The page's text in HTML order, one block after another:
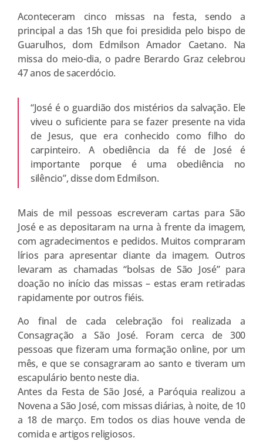
Aconteceram cinco missas na festa, sendo a
principal a das 15h que foi presidida pelo bispo de
Guarulhos, dom Edmilson Amador Caetano. Na
missa do meio-dia, o padre Berardo Graz celebrou
47 anos de sacerdócio.
“José é o guardião dos mistérios da salvação. Ele
viveu o suficiente para se fazer presente na vida
de Jesus, que era conhecido como filho do
carpinteiro. A obediência da fé de José é
importante porque é uma obediência no
silêncio”, disse dom Edmilson.
Mais de mil pessoas escreveram cartas para São
José e as depositaram na urna à frente da imagem,
com agradecimentos e pedidos. Muitos compraram
lírios para apresentar diante da imagem. Outros
levaram as chamadas “bolsas de São José” para
doação no início das missas – estas eram retiradas
rapidamente por outros fiéis.
Ao final de cada celebração foi realizada a
Consagração a São José. Foram cerca de 300
pessoas que fizeram uma formação online, por um
mês, e que se consagraram ao santo e tiveram um
escapulário bento neste dia.
Antes da Festa de São José, a Paróquia realizou a
Novena a São José, com missas diárias, à noite, de 10
a 18 de março. Em todos os dias houve venda de
comida e artigos religiosos.